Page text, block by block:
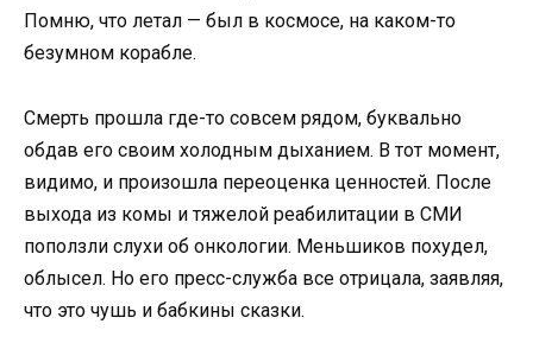
Помню, что летал — был в космосе, на каком-то
безумном корабле.
Смерть прошла где-то совсем рядом, буквально
обдав его своим холодным дыханием. В тот момент,
видимо, и произошла переоценка ценностей. После
выхода из комы и тяжелой реабилитации в СМИ
поползли слухи об онкологии. Меньшиков похудел,
облысел. Но его пресс-служба все отрицала, заявляя,
что это чушь и бабкины сказки.